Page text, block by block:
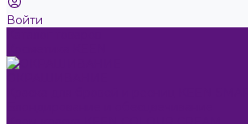
Войти